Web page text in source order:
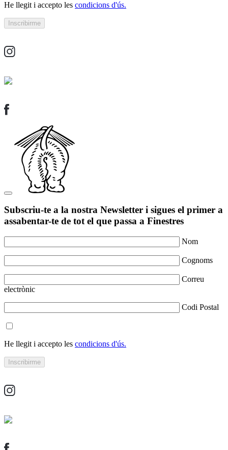
He llegit i accepto les condicions d'ús.
Subscriu-te a la nostra Newsletter i sigues el primer a
assabentar-te de tot el que passa a Finestres
Nom
Cognoms
Correu
electrònic
Codi Postal
He llegit i accepto les condicions d'ús.